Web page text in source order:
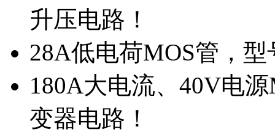
升压电路！
28A低电荷MOS管，
180A大电流、40V电
变器电路！